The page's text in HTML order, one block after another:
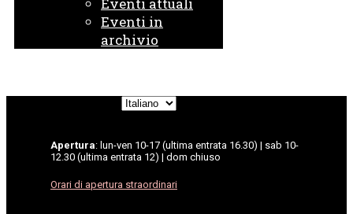
Eventi in
archivio
Scegli
Apertura: lun-ven 10-17 (ultima entrata 16.30) | sab 10-
12.30 (ultima entrata 12) | dom chiuso
Orari di apertura straordinari